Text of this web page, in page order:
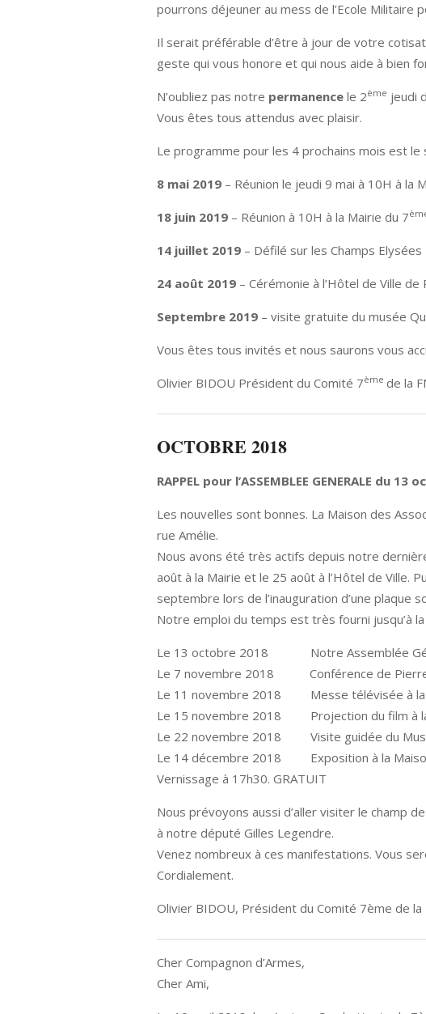
pourrons déjeuner au mess de l’Ecole Militaire
Il serait préférable d’être à jour de votre
geste qui vous honore et qui nous aide à bien
N’oubliez pas notre permanence le 2ème jeudi
Vous êtes tous attendus avec plaisir.
Le programme pour les 4 prochains mois est le
8 mai 2019 – Réunion le jeudi 9 mai à 10H à la
18 juin 2019 – Réunion à 10H à la Mairie du 7
14 juillet 2019 – Défilé sur les Champs Elysées
24 août 2019 – Cérémonie à l’Hôtel de Ville de
Septembre 2019 – visite gratuite du musée
Vous êtes tous invités et nous saurons vous
Olivier BIDOU Président du Comité 7ème de la
OCTOBRE 2018
RAPPEL pour l’ASSEMBLEE GENERALE du 13
Les nouvelles sont bonnes. La Maison des
rue Amélie.
Nous avons été très actifs depuis notre
août à la Mairie et le 25 août à l’Hôtel de Ville.
septembre lors de l’inauguration d’une plaque
Notre emploi du temps est très fourni jusqu’à
Le 13 octobre 2018 Notre Assemblée
Le 7 novembre 2018 Conférence de Pierre
Le 11 novembre 2018 Messe télévisée à la
Le 15 novembre 2018 Projection du film à la
Le 22 novembre 2018 Visite guidée du
Le 14 décembre 2018 Exposition à la
Vernissage à 17h30. GRATUIT
Nous prévoyons aussi d’aller visiter le champ
à notre député Gilles Legendre.
Venez nombreux à ces manifestations. Vous
Cordialement.
Olivier BIDOU, Président du Comité 7ème de la
Cher Compagnon d’Armes,
Cher Ami,